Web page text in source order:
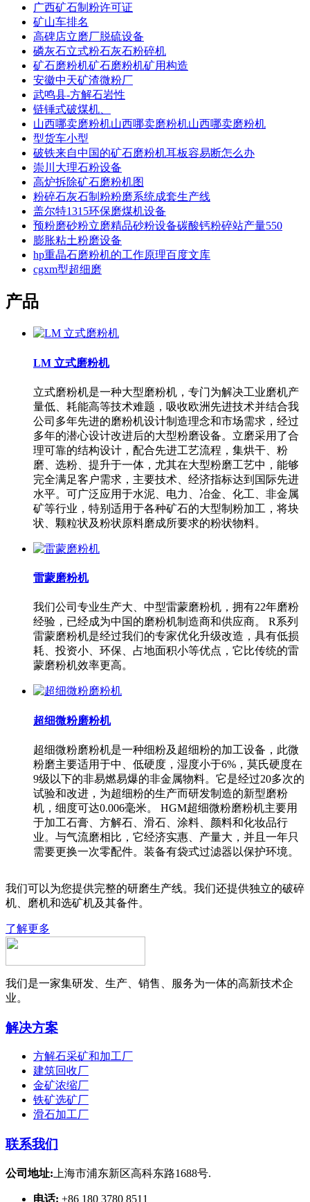
广西矿石制粉许可证
矿山车排名
高碑店立磨厂脱硫设备
磷灰石立式粉石灰石粉碎机
矿石磨粉机矿石磨粉机矿用构造
安徽中天矿渣微粉厂
武鸣县-方解石岩性
链锤式破煤机、
山西哪卖磨粉机山西哪卖磨粉机山西哪卖磨粉机
型货车小型
破铁来自中国的矿石磨粉机耳板容易断怎么办
崇川大理石粉设备
高炉拆除矿石磨粉机图
粉碎石灰石制粉粉磨系统成套生产线
盖尔特1315环保磨煤机设备
预粉磨砂粉立磨精品砂粉设备碳酸钙粉碎站产量550
膨胀粘土粉磨设备
hp重晶石磨粉机的工作原理百度文库
cgxm型超细磨
产品
LM 立式磨粉机
立式磨粉机是一种大型磨粉机，专门为解决工业磨机产
量低、耗能高等技术难题，吸收欧洲先进技术并结合我
公司多年先进的磨粉机设计制造理念和市场需求，经过
多年的潜心设计改进后的大型粉磨设备。立磨采用了合
理可靠的结构设计，配合先进工艺流程，集烘干、粉
磨、选粉、提升于一体，尤其在大型粉磨工艺中，能够
完全满足客户需求，主要技术、经济指标达到国际先进
水平。可广泛应用于水泥、电力、冶金、化工、非金属
矿等行业，特别适用于各种矿石的大型制粉加工，将块
状、颗粒状及粉状原料磨成所要求的粉状物料。
雷蒙磨粉机
我们公司专业生产大、中型雷蒙磨粉机，拥有22年磨粉
经验，已经成为中国的磨粉机制造商和供应商。 R系列
雷蒙磨粉机是经过我们的专家优化升级改造，具有低损
耗、投资小、环保、占地面积小等优点，它比传统的雷
蒙磨粉机效率更高。
超细微粉磨粉机
超细微粉磨粉机是一种细粉及超细粉的加工设备，此微
粉磨主要适用于中、低硬度，湿度小于6%，莫氏硬度在
9级以下的非易燃易爆的非金属物料。它是经过20多次的
试验和改进，为超细粉的生产而研发制造的新型磨粉
机，细度可达0.006毫米。 HGM超细微粉磨粉机主要用
于加工石膏、方解石、滑石、涂料、颜料和化妆品行
业。与气流磨相比，它经济实惠、产量大，并且一年只
需要更换一次零配件。装备有袋式过滤器以保护环境。
我们可以为您提供完整的研磨生产线。我们还提供独立的破碎
机、磨机和选矿机及其备件。
了解更多
我们是一家集研发、生产、销售、服务为一体的高新技术企
业。
解决方案
方解石采矿和加工厂
建筑回收厂
金矿浓缩厂
铁矿选矿厂
滑石加工厂
联系我们
公司地址: 上海市浦东新区高科东路1688号.
电话: +86 180 3780 8511